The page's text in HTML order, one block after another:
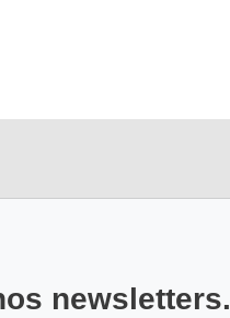
newsletters.